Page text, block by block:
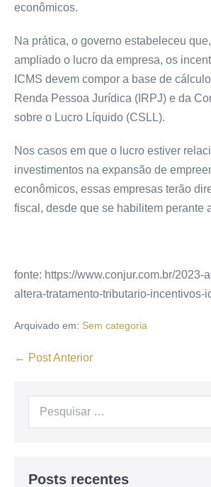
econômicos.
Na prática, o governo estabeleceu
ampliado o lucro da empresa, os
ICMS devem compor a base de
Renda Pessoa Jurídica (IRPJ) e da
sobre o Lucro Líquido (CSLL).
Nos casos em que o lucro estiver
investimentos na expansão de
econômicos, essas empresas terão
fiscal, desde que se habilitem perante
fonte: https://www.conjur.com.br/2023-
altera-tratamento-tributario-incentivos-
Arquivado em: Sem categoria
← Post Anterior
Posts recentes